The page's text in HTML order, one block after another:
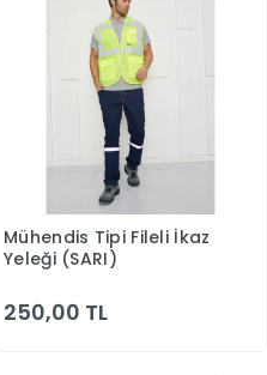
Sepete Ekle
Mühendis Tipi Fileli İkaz
Yeleği (SARI)
250,00 TL